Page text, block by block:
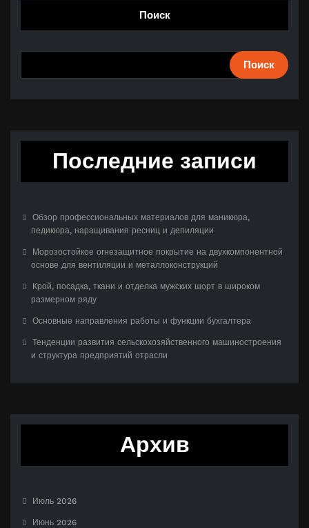
Поиск
Поиск
Последние записи
Обзор профессиональных материалов для маникюра,
педикюра, наращивания ресниц и депиляции
Морозостойкое огнезащитное покрытие на двухкомпонентной
основе для вентиляции и металлоконструкций
Крой, посадка, ткани и отделка мужских шорт в широком
размерном ряду
Основные направления работы и функции бухгалтера
Тенденции развития сельскохозяйственного машиностроения
и структура предприятий отрасли
Архив
Июль 2026
Июнь 2026